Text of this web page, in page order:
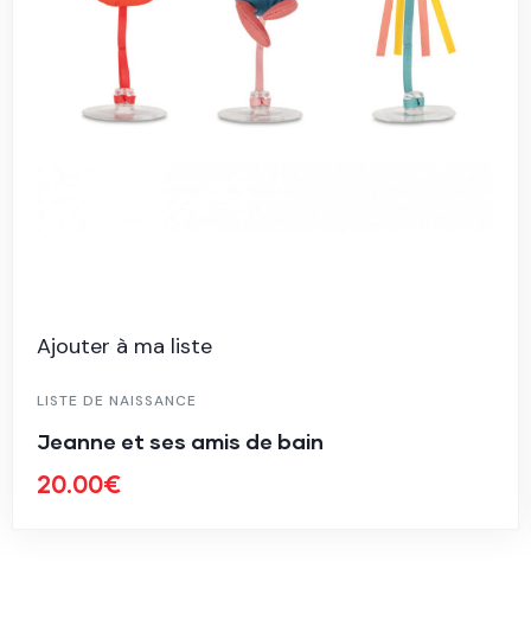
Ajouter à ma liste
LISTE DE NAISSANCE
Jeanne et ses amis de bain
20.00€